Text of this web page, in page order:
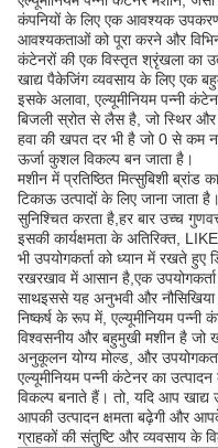
कंपनियों के लिए एक आवश्यक उपकरण
आवश्यकताओं को पूरा करने और
कंटेनरों की एक विस्तृत श्रृंखला का
खाद्य पैकेजिंग व्यवसाय के लिए एक
इसके अलावा, एल्यूमीनियम पन्नी
बिजली स्रोत से लैस है, जो स्थिर
हवा की खपत दर भी है जो 0 से कम
ऊर्जा कुशल विकल्प बन जाता है।
मशीन में प्रतिष्ठित मित्सुबिशी ब्रांड
टिकाऊ उत्पादों के लिए जाना
सुनिश्चित करता है,हर बार उच्च
इसकी कार्यक्षमता के अतिरिक्त,
भी उपयोगकर्ता को ध्यान में रखते
रखरखाव में आसान है,एक
साथइससे यह अनुभवी और
निष्कर्ष के रूप में, एल्यूमीनियम
विश्वसनीय और बहुमुखी मशीन है जो
अनुकूलन योग्य मोल्ड, और
एल्यूमीनियम पन्नी कंटेनर का
विकल्प बनाते हैं। तो, यदि आप
आपकी उत्पादन क्षमता बढ़ेगी और
ग्राहकों की संतुष्टि और व्यवसाय के